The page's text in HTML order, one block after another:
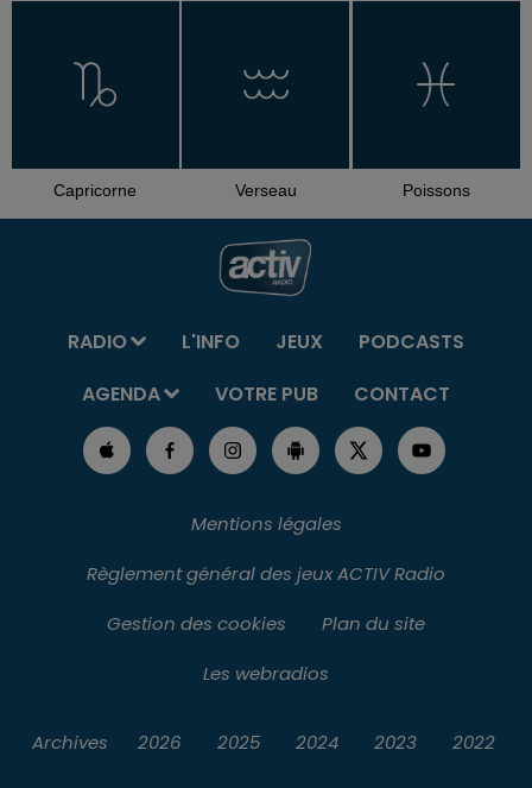
Capricorne Verseau Poissons
RADIO L'INFO JEUX
PODCASTS
AGENDA
VOTRE PUB CONTACT
Mentions légales
Règlement général des jeux ACTIV Radio
Gestion des cookies
Plan du site
Les webradios
Archives 2026 2025 2024 2023 2022